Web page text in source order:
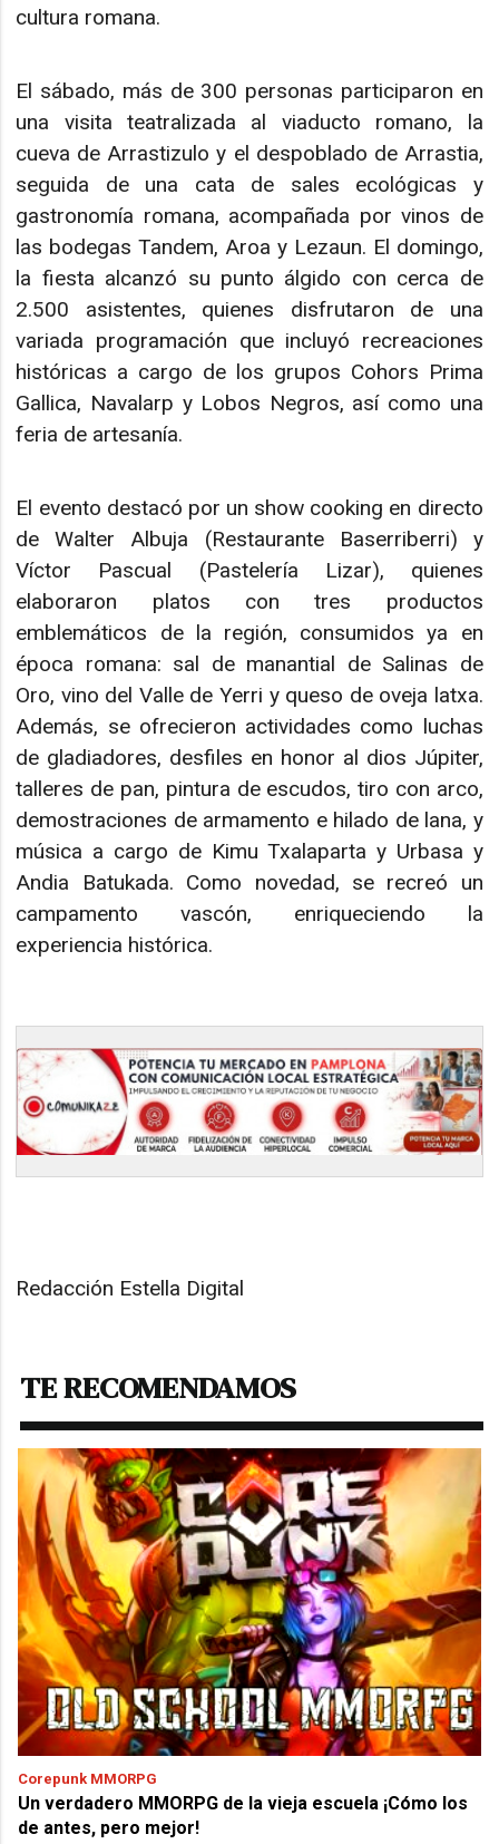
cultura romana.
El sábado, más de 300 personas participaron en
una visita teatralizada al viaducto romano, la
cueva de Arrastizulo y el despoblado de Arrastia,
seguida de una cata de sales ecológicas y
gastronomía romana, acompañada por vinos de
las bodegas Tandem, Aroa y Lezaun. El domingo,
la fiesta alcanzó su punto álgido con cerca de
2.500 asistentes, quienes disfrutaron de una
variada programación que incluyó recreaciones
históricas a cargo de los grupos Cohors Prima
Gallica, Navalarp y Lobos Negros, así como una
feria de artesanía.
El evento destacó por un show cooking en directo
de Walter Albuja (Restaurante Baserriberri) y
Víctor Pascual (Pastelería Lizar), quienes
elaboraron platos con tres productos
emblemáticos de la región, consumidos ya en
época romana: sal de manantial de Salinas de
Oro, vino del Valle de Yerri y queso de oveja latxa.
Además, se ofrecieron actividades como luchas
de gladiadores, desfiles en honor al dios Júpiter,
talleres de pan, pintura de escudos, tiro con arco,
demostraciones de armamento e hilado de lana, y
música a cargo de Kimu Txalaparta y Urbasa y
Andia Batukada. Como novedad, se recreó un
campamento vascón, enriqueciendo la
experiencia histórica.
Redacción Estella Digital
TE RECOMENDAMOS
Corepunk MMORPG
Un verdadero MMORPG de la vieja escuela ¡Cómo los
de antes, pero mejor!